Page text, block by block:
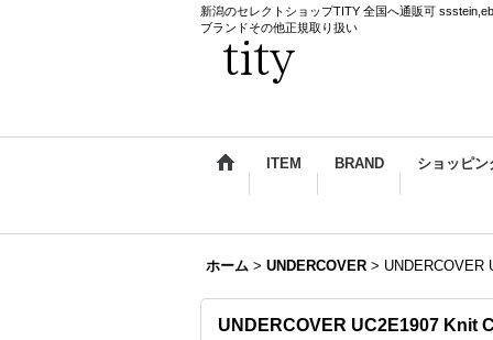
新潟のセレクトショップTITY 全国へ通販可
ブランドその他正規取り扱い
ITEM BRAND ショッピン
ホーム > UNDERCOVER > UNDERCOVER
UNDERCOVER UC2E1907 Knit